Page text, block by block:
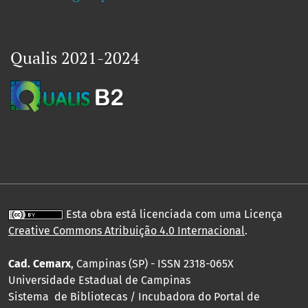
Qualis 2021-2024
Esta obra está licenciada com uma Licença
Creative Commons Atribuição 4.0 Internacional.
Cad. Cemarx, Campinas (SP) - ISSN 2318-065X
Universidade Estadual de Campinas
Sistema de Bibliotecas / Incubadora do Portal de